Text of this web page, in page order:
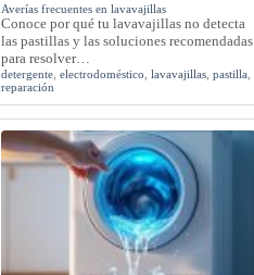
Averías frecuentes en lavavajillas
Conoce por qué tu lavavajillas no detecta
las pastillas y las soluciones recomendadas
para resolver…
detergente ,electrodoméstico ,lavavajillas ,pastilla
reparación